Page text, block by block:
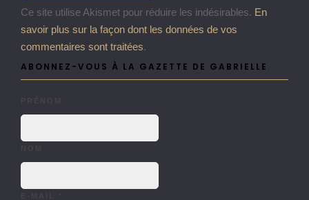
Ce site utilise Akismet pour réduire les indésirables. En
savoir plus sur la façon dont les données de vos
commentaires sont traitées.
ABONNEZ-VOUS À LA GAZETTE DE GABRIELLE